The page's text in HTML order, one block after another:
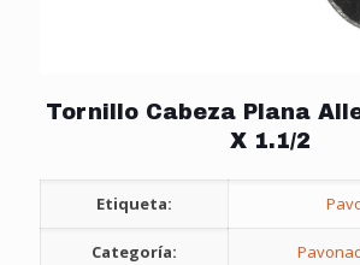
Tornillo Cabeza Plana
X 1.1/2
Etiqueta:
Categoría: